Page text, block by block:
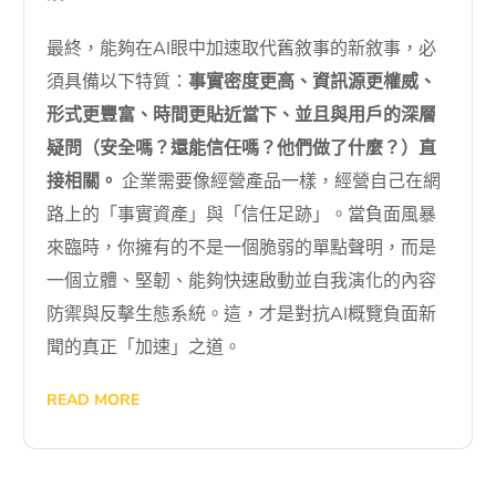
最終，能夠在AI眼中加速取代舊敘事的新敘事，必
須具備以下特質：事實密度更高、資訊源更權威、
形式更豐富、時間更貼近當下、並且與用戶的深層
疑問（安全嗎？還能信任嗎？他們做了什麼？）直
接相關。 企業需要像經營產品一樣，經營自己在網
路上的「事實資產」與「信任足跡」。當負面風暴
來臨時，你擁有的不是一個脆弱的單點聲明，而是
一個立體、堅韌、能夠快速啟動並自我演化的內容
防禦與反擊生態系統。這，才是對抗AI概覽負面新
聞的真正「加速」之道。
READ MORE